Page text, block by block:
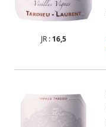
JR : 16,5